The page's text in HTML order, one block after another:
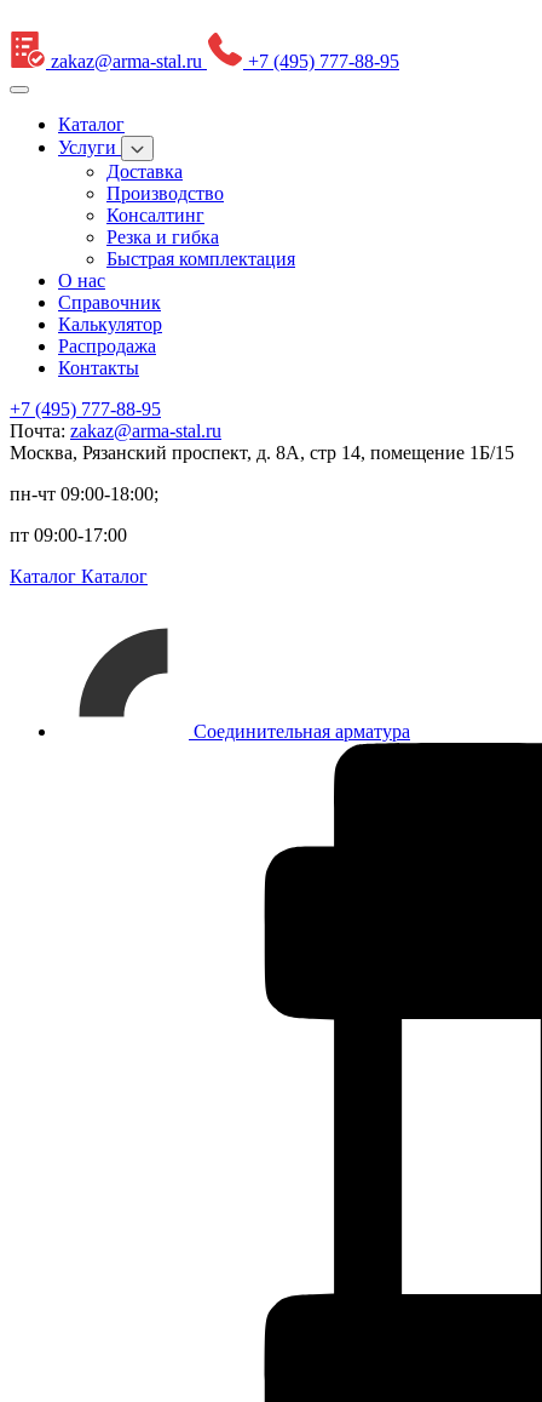
zakaz@arma-stal.ru +7 (495) 777-88-95
Каталог
Услуги
Доставка
Производство
Консалтинг
Резка и гибка
Быстрая комплектация
О нас
Справочник
Калькулятор
Распродажа
Контакты
+7 (495) 777-88-95
Почта: zakaz@arma-stal.ru
Москва, Рязанский проспект, д. 8А, стр 14, помещение 1Б/15
пн-чт 09:00-18:00;
пт 09:00-17:00
Каталог Каталог
Соединительная арматура